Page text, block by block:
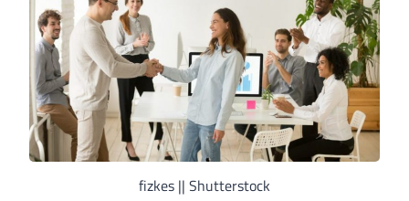
fizkes || Shutterstock